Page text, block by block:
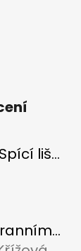
Obraz - Spící liška
je 5 z 5
Strom v ranním slunci